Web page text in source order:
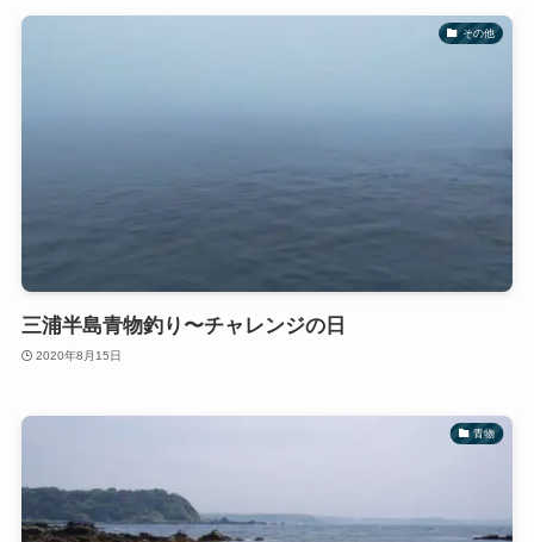
その他
三浦半島青物釣り〜チャレンジの日
2020年8月15日
青物